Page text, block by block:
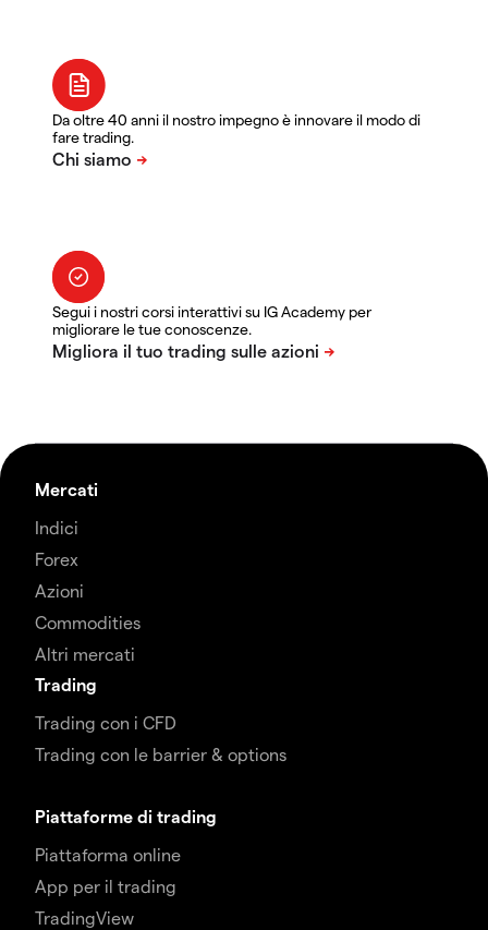
Da oltre 40 anni il nostro impegno è innovare il modo di
fare trading.
Segui i nostri corsi interattivi su IG Academy per
migliorare le tue conoscenze.
Mercati
Indici
Forex
Azioni
Commodities
Altri mercati
Trading
Trading con i CFD
Trading con le barrier & options
Piattaforme di trading
Piattaforma online
App per il trading
TradingView